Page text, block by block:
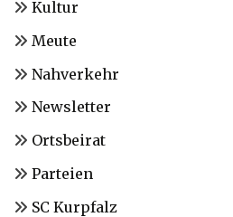
Kultur
Meute
Nahverkehr
Newsletter
Ortsbeirat
Parteien
SC Kurpfalz